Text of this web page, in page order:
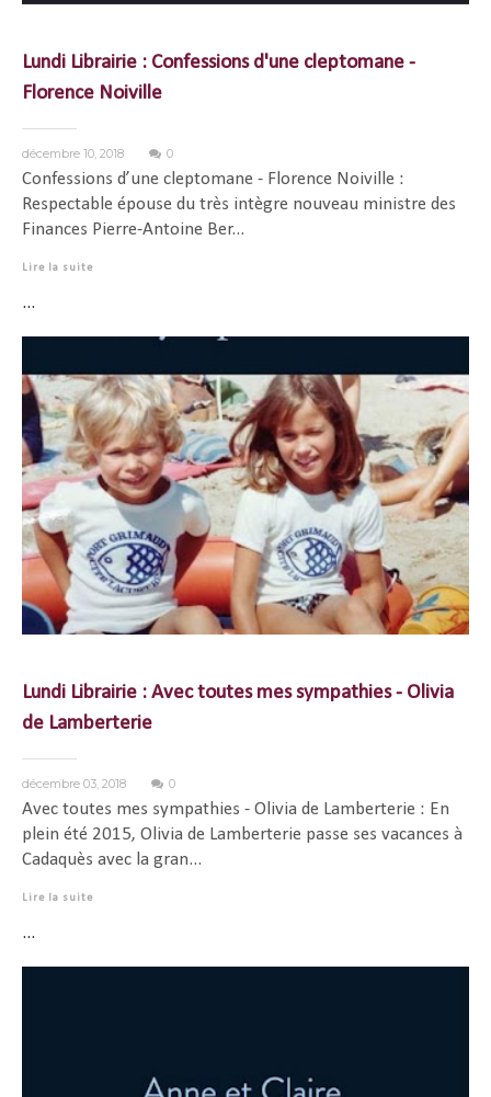
Lundi Librairie : Confessions d'une cleptomane -
Florence Noiville
décembre 10, 2018 0
Confessions d’une cleptomane - Florence Noiville :
Respectable épouse du très intègre nouveau ministre des
Finances Pierre-Antoine Ber...
Lire la suite
...
Lundi Librairie : Avec toutes mes sympathies - Olivia
de Lamberterie
décembre 03, 2018 0
Avec toutes mes sympathies - Olivia de Lamberterie : En
plein été 2015, Olivia de Lamberterie passe ses vacances à
Cadaquès avec la gran...
Lire la suite
...